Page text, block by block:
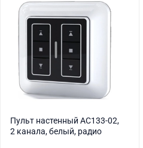
Пульт настенный AC133-02,
2 канала, белый, радио